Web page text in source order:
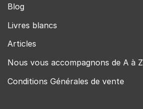
Blog
Livres blancs
Articles
Nous vous accompagnons de A à Z
Conditions Générales de vente